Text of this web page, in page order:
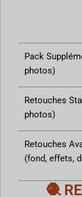
Pack
photos)
Retouches
photos)
Retouches
(fond, effets,
🧶